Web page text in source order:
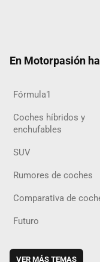
En Motorpasión
Fórmula1
Coches híbridos y
enchufables
SUV
Rumores de coches
Comparativa de
Futuro
VER MÁS TEMAS